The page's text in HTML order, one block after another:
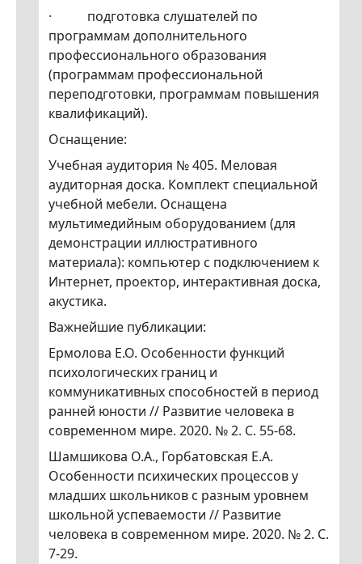
· подготовка слушателей по
программам дополнительного
профессионального образования
(программам профессиональной
переподготовки, программам повышения
квалификаций).
Оснащение:
Учебная аудитория № 405. Меловая
аудиторная доска. Комплект специальной
учебной мебели. Оснащена
мультимедийным оборудованием (для
демонстрации иллюстративного
материала): компьютер с подключением к
Интернет, проектор, интерактивная доска,
акустика.
Важнейшие публикации:
Ермолова Е.О. Особенности функций
психологических границ и
коммуникативных способностей в период
ранней юности // Развитие человека в
современном мире. 2020. № 2. С. 55-68.
Шамшикова О.А., Горбатовская Е.А.
Особенности психических процессов у
младших школьников с разным уровнем
школьной успеваемости // Развитие
человека в современном мире. 2020. № 2. С.
7-29.